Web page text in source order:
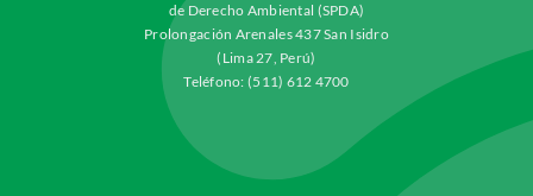
de Derecho Ambiental (SPDA)
Prolongación Arenales 437 San Isidro
(Lima 27, Perú)
Teléfono: (511) 612 4700